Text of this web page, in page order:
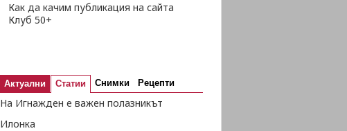
Как да качим публикация на сайта
Клуб 50+
Актуални Статии Снимки Рецепти
На Игнажден е важен полазникът
Илонка